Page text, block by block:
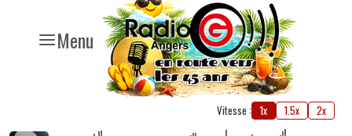
Menu
Vitesse : 1x 1.5x 2x